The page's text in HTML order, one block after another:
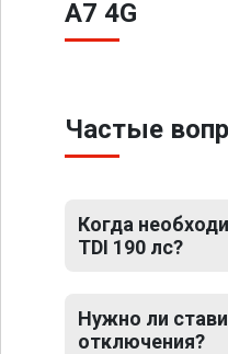
A7 4G
Частые
Когда
TDI 190 лс?
Нужно ли
отключения?